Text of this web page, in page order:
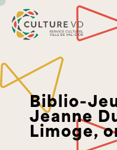
Biblio-
Jeanne
Limoge,